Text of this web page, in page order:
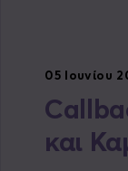
05 Ιουνίου
και